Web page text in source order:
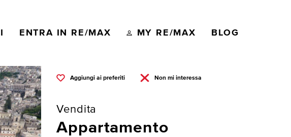
ENTRA IN RE/MAX MY RE/MAX BLOG
Aggiungi ai preferiti Non mi interessa
Vendita
Appartamento